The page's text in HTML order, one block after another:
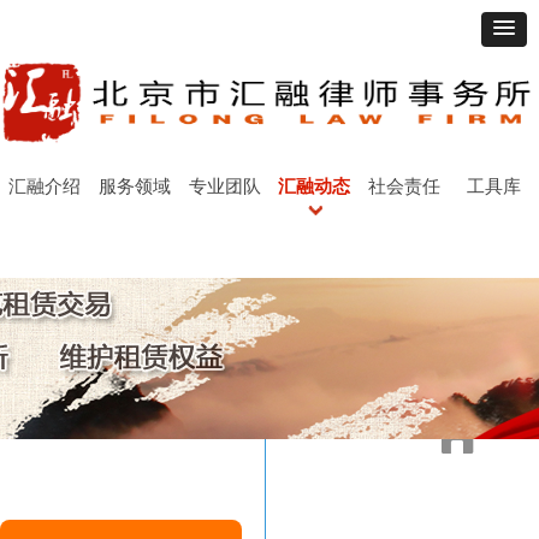
汇融介绍 服务领域 专业团队 汇融动态 社会责任 工具库